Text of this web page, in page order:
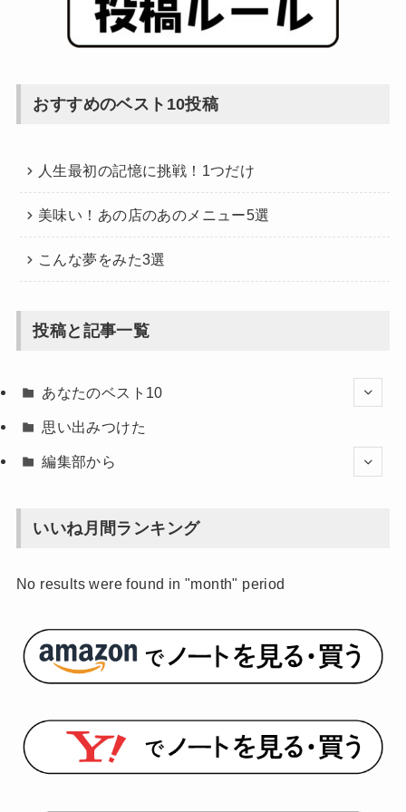
おすすめのベスト10投稿
人生最初の記憶に挑戦！1つだけ
美味い！あの店のあのメニュー5選
こんな夢をみた3選
投稿と記事一覧
あなたのベスト10
思い出みつけた
編集部から
いいね月間ランキング
No results were found in "month" period